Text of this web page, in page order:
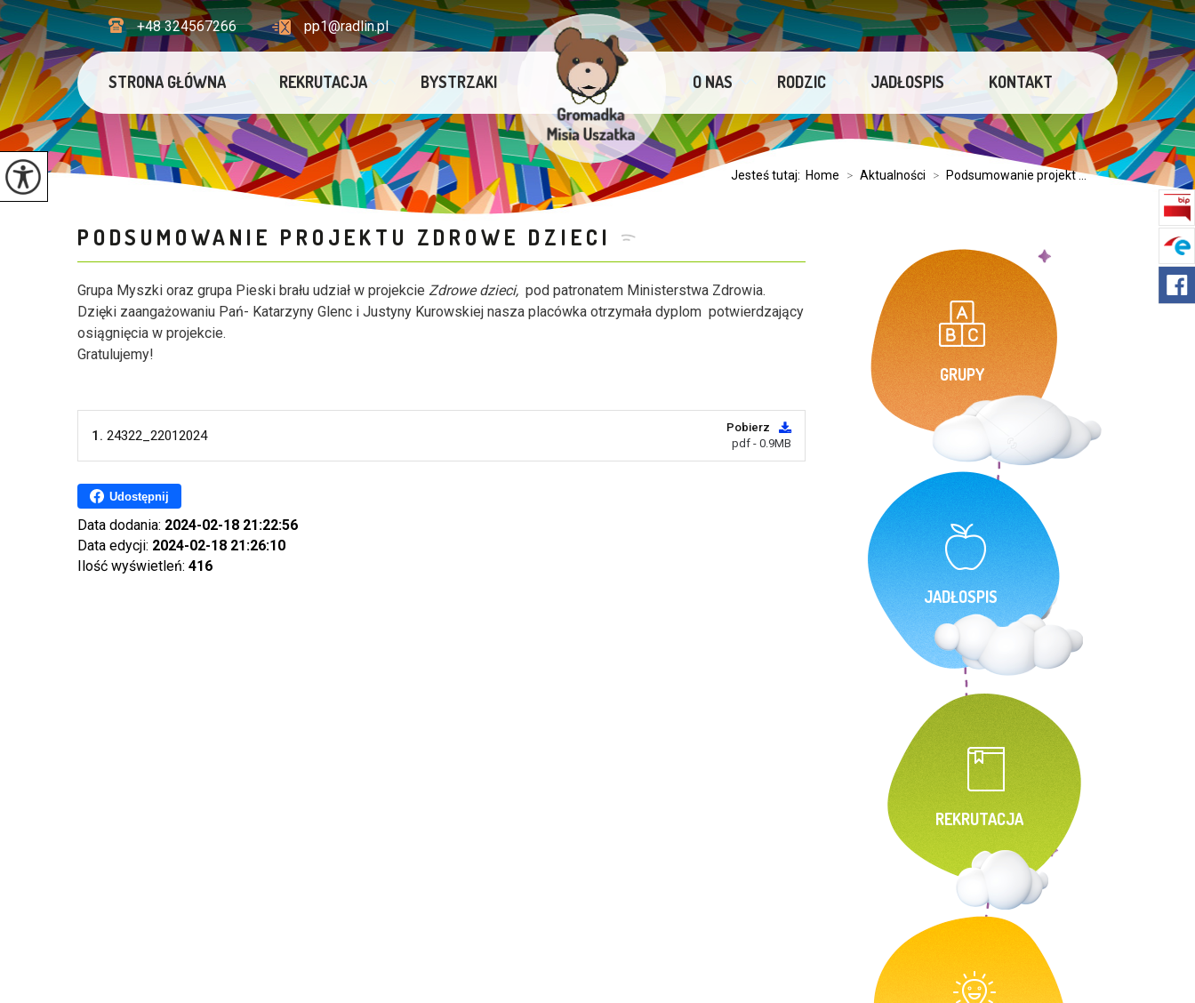
pp1@radlin.pl
+48 324567266
STRONA GŁÓWNA REKRUTACJA BYSTRZAKI O NAS RODZIC JADŁOSPIS KONTAKT
Jesteś tutaj: Home > Aktualności > Podsumowanie projekt ...
PODSUMOWANIE PROJEKTU ZDROWE DZIECI
Grupa Myszki oraz grupa Pieski brału udział w projekcie Zdrowe dzieci, pod patronatem Ministerstwa Zdrowia.
Dzięki zaangażowaniu Pań- Katarzyny Glenc i Justyny Kurowskiej nasza placówka otrzymała dyplom potwierdzający
osiągnięcia w projekcie.
Gratulujemy!
1. 24322_22012024
Pobierz
pdf - 0.9MB
Udostępnij
Data dodania: 2024-02-18 21:22:56
Data edycji: 2024-02-18 21:26:10
Ilość wyświetleń: 416
GRUPY
JADŁOSPIS
REKRUTACJA